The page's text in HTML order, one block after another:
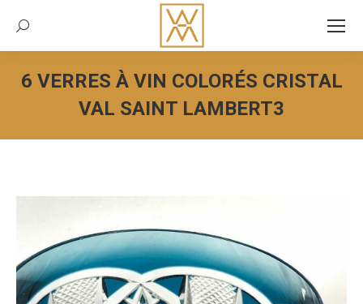
Recherche:
6 VERRES À VIN COLORÉS CRISTAL
VAL SAINT LAMBERT3
Vous êtes ici :